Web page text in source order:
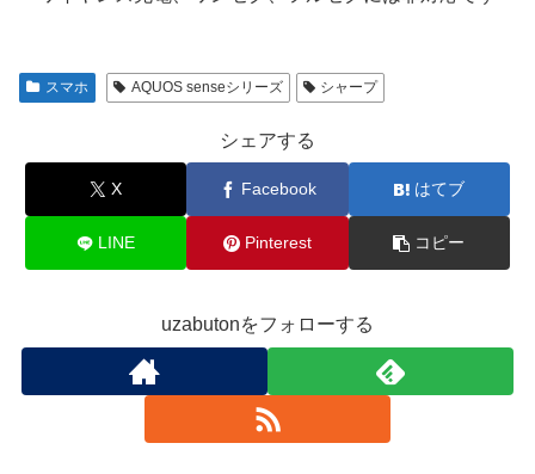
スマホ AQUOS senseシリーズ シャープ
シェアする
X Facebook はてブ
LINE Pinterest コピー
uzabutonをフォローする